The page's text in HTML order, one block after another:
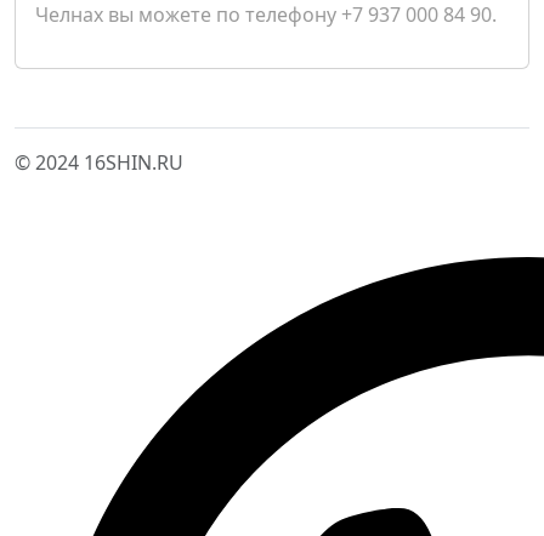
Челнах вы можете по телефону +7 937 000 84 90.
© 2024 16SHIN.RU